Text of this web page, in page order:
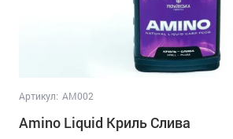
Артикул: AM002
Amino Liquid Криль Слива